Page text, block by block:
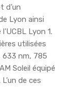
d’un
Lyon ainsi
Lyon 1.
utilisées
nm, 785
Soleil équipé
de ces